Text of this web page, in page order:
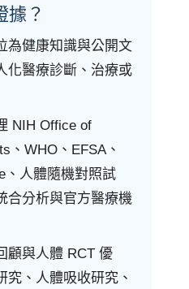
據？
為健康知識與公開文
化醫療診斷、治療或
NIH Office of
、WHO、EFSA、
、人體隨機對照試
合分析與官方醫療機
顧與人體 RCT 優
究、人體吸收研究、